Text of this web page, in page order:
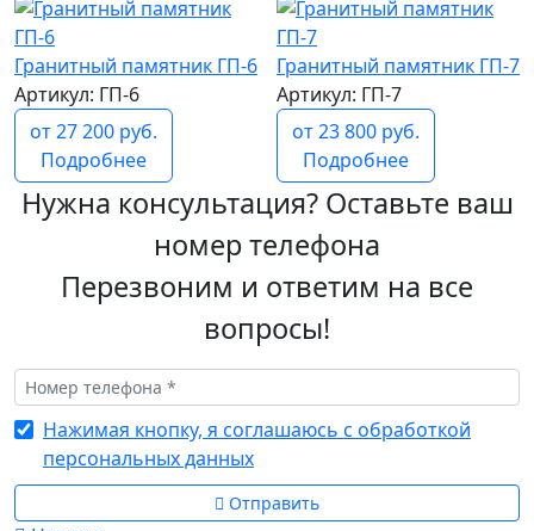
Гранитный памятник ГП-6
Артикул: ГП-6
от 27 200 руб.
Подробнее
Гранитный памятник ГП-7
Артикул: ГП-7
от 23 800 руб.
Подробнее
Нужна консультация? Оставьте ваш
номер телефона
Перезвоним и ответим на все
вопросы!
Нажимая кнопку, я соглашаюсь с обработкой
персональных данных
Отправить